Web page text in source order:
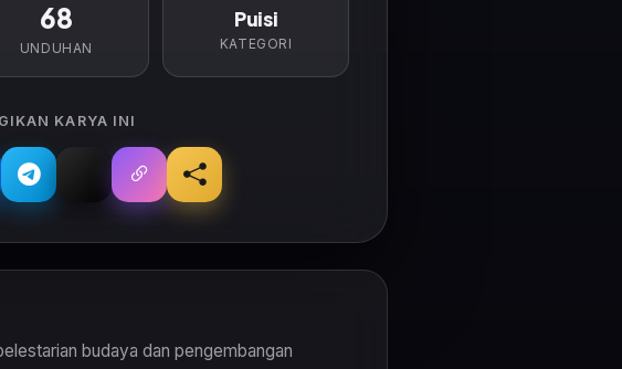
68
UNDUHAN
Puisi
KATEGORI
KARYA INI
budaya dan pengembangan